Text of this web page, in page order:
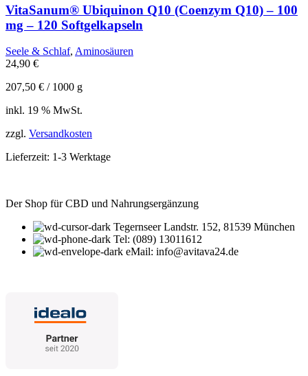
VitaSanum® Ubiquinon Q10 (Coenzym Q10) – 100
mg – 120 Softgelkapseln
Seele & Schlaf, Aminosäuren
24,90 €
207,50 € / 1000 g
inkl. 19 % MwSt.
zzgl. Versandkosten
Lieferzeit: 1-3 Werktage
Der Shop für CBD und Nahrungsergänzung
Tegernseer Landstr. 152, 81539 München
Tel: (089) 13011612
eMail: info@avitava24.de